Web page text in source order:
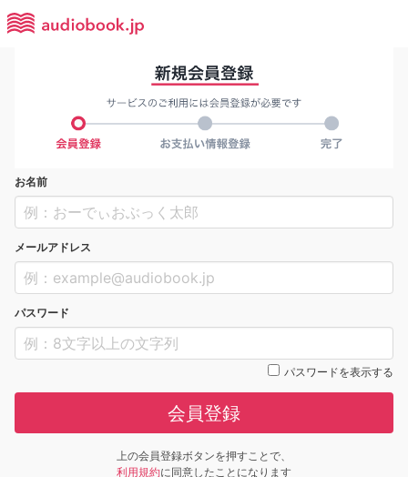
お名前
メールアドレス
パスワード
パスワードを表示する
会員登録
上の会員登録ボタンを押すことで、
利用規約に同意したことになります